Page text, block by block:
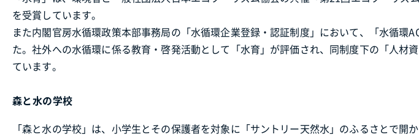
を受賞しています。
また内閣官房水循環政策本部事務局の「水循環企業登録・認証制度」において、「水循環
た。社外への水循環に係る教育・啓発活動として「水育」が評価され、同制度下の「人材
ています。
森と水の学校
「森と水の学校」は、小学生とその保護者を対象に「サントリー天然水」のふるさとで